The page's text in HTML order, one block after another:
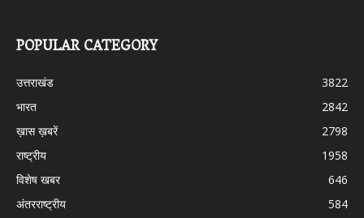
POPULAR CATEGORY
उत्तराखंड
3822
भारत
2842
ख़ास ख़बरें
2798
राष्ट्रीय
1958
विशेष खबर
646
अंतरराष्ट्रीय
584